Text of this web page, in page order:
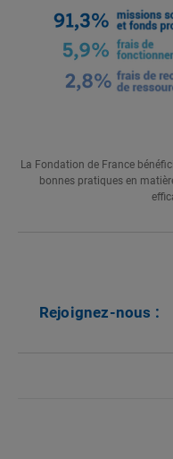
La Fondation de France
bonnes pratiques en
Rejoignez-nous